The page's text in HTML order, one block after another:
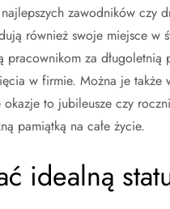
zawodników czy
również swoje miejsce w
pracownikom za długoletnią
w firmie. Można je także
okazje to jubileusze czy
pamiątką na całe życie.
idealną